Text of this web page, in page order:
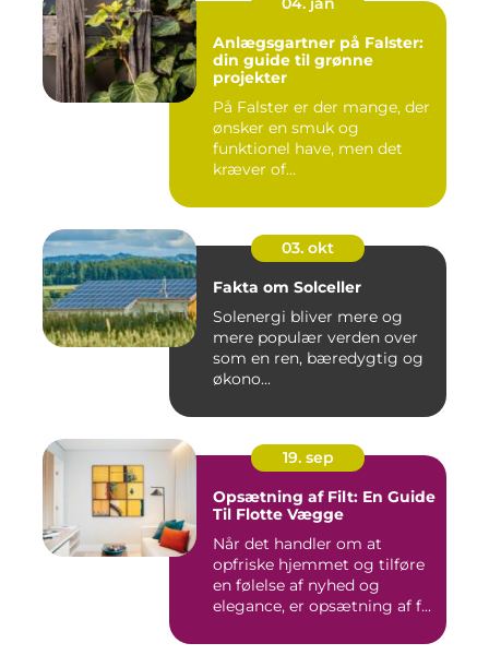
Anlægsgartner på Falster:
din guide til grønne
projekter
På Falster er der mange, der
ønsker en smuk og
funktionel have, men det
kræver of...
03. okt
Fakta om Solceller
Solenergi bliver mere og
mere populær verden over
som en ren, bæredygtig og
økono...
19. sep
Opsætning af Filt: En Guide
Til Flotte Vægge
Når det handler om at
opfriske hjemmet og tilføre
en følelse af nyhed og
elegance, er opsætning af f...